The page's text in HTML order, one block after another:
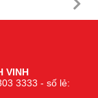
VINH
3333 - số lẻ: